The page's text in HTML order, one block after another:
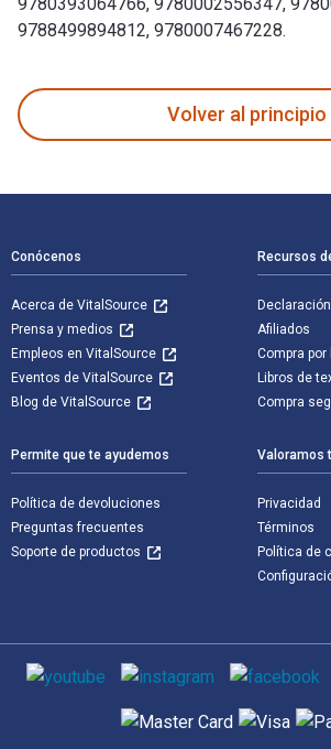
9788499894812, 9780007467228.
Volver al principio
Conócenos
Acerca de VitalSource
Prensa y medios
Empleos en VitalSource
Eventos de VitalSource
Blog de VitalSource
Recursos
Afiliados
Compra por
Libros de
Compra
Permite que te ayudemos
Política de devoluciones
Preguntas frecuentes
Soporte de productos
Valoramos
Privacidad
Términos
Política de
Medios de comunicación social
Métodos de pago admitidos